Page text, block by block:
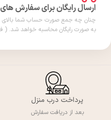
ارسال رایگان برای سفارش های بالای 800
به صورت رایگان محاسبه خواهد شد. (
پرداخت درب منزل
بعد از دریافت سفارش